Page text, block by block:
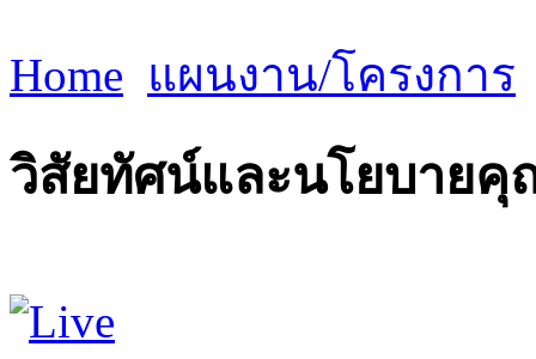
Home แผนงาน/โครงการ
วิสัยทัศน์และนโยบาย